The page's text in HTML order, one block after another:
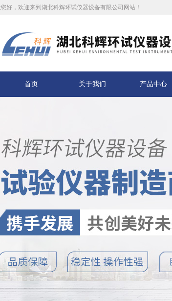
您好，欢迎来到湖北科辉环试仪器设备有限公司网站！
首页 关于我们 产品中心